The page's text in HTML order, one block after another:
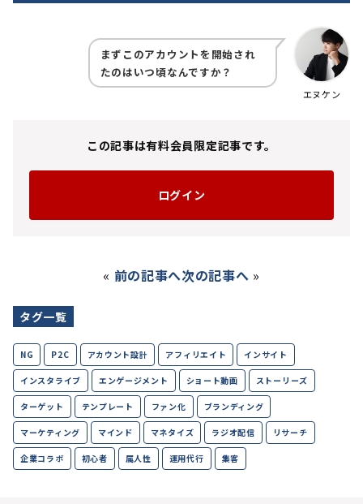
エヌケン
まずこのアカウントを開始され
たのはいつ頃なんですか？
この記事は有料会員限定記事です。
ログイン
« 前の記事へ次の記事へ »
タグ一覧
NG P2C アカウント設計 アフィリエイト インサイト
インスタライブ エンゲージメント ショート動画 ストーリーズ
ターゲット テンプレート ファン化 ブランディング
マーケティング マインド マネタイズ ラジオ配信 リサーチ
企業コラボ 初心者 属人性 運用代行 集客